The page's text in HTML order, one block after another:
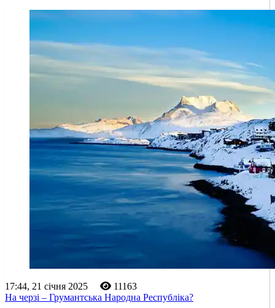
17:44, 21 січня 2025
11163
На черзі – Грумантська Народна Республіка?